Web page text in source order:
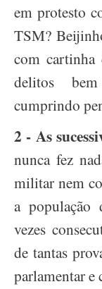
em protesto
TSM?
com
delitos
cumprindo
2 - As
nunca fez
militar nem
a população
vezes
de tantas
parlamentar e